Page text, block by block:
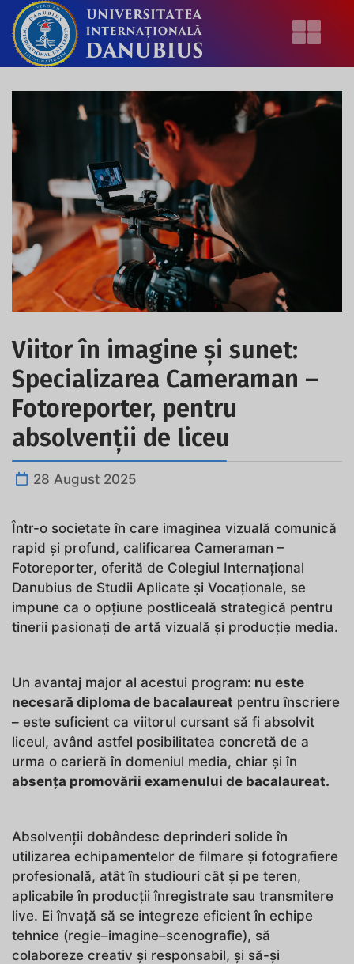
Viitor în imagine și sunet:
Specializarea Cameraman –
Fotoreporter, pentru
absolvenții de liceu
28 August 2025
Într-o societate în care imaginea vizuală comunică
rapid și profund, calificarea Cameraman –
Fotoreporter, oferită de Colegiul Internațional
Danubius de Studii Aplicate și Vocaționale, se
impune ca o opțiune postliceală strategică pentru
tinerii pasionați de artă vizuală și producție media.
Un avantaj major al acestui program: nu este
necesară diploma de bacalaureat pentru înscriere
– este suficient ca viitorul cursant să fi absolvit
liceul, având astfel posibilitatea concretă de a
urma o carieră în domeniul media, chiar și în
absența promovării examenului de bacalaureat.
Absolvenții dobândesc deprinderi solide în
utilizarea echipamentelor de filmare și fotografiere
profesională, atât în studiouri cât și pe teren,
aplicabile în producții înregistrate sau transmitere
live. Ei învață să se integreze eficient în echipe
tehnice (regie–imagine–scenografie), să
colaboreze creativ și responsabil, și să-și